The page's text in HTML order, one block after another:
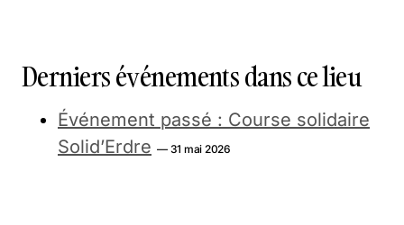
Derniers événements dans ce lieu
Événement passé : Course solidaire
Solid’Erdre — 31 mai 2026